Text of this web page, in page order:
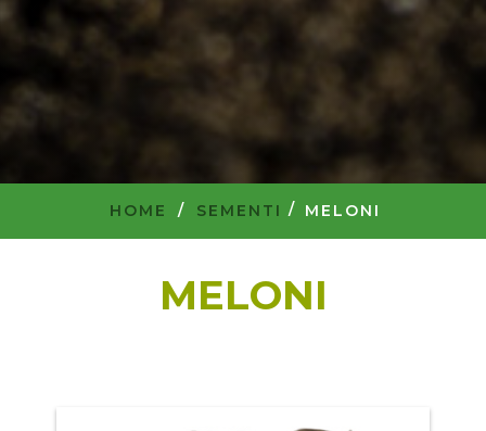
HOME / SEMENTI MELONI
MELONI